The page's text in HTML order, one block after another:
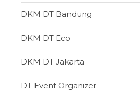
DKM DT Bandung
DKM DT Eco
DKM DT Jakarta
DT Event Organizer